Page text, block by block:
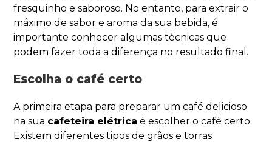
fresquinho e saboroso. No entanto, para extrair o
máximo de sabor e aroma da sua bebida, é
importante conhecer algumas técnicas que
podem fazer toda a diferença no resultado final.
Escolha o café certo
A primeira etapa para preparar um café delicioso
na sua cafeteira elétrica é escolher o café certo.
Existem diferentes tipos de grãos e torras